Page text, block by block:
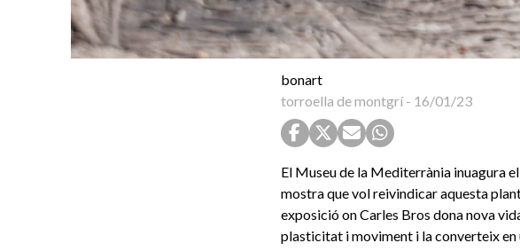
bonart
torroella de montgrí- 16/01/23
El Museu de la Mediterrània inuagura
mostra que vol reivindicar aquesta
exposició on Carles Bros dona nova
plasticitat i moviment i la converteix